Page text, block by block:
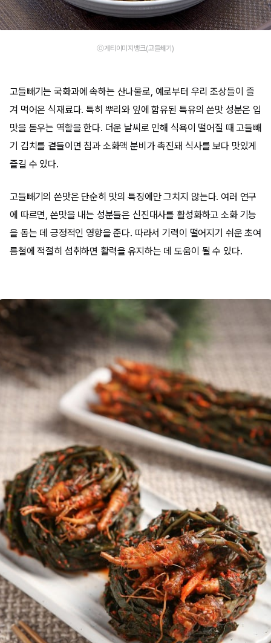
ⓒ게티이미지뱅크(고들빼기)
고들빼기는 국화과에 속하는 산나물로, 예로부터 우리 조상들이 즐
겨 먹어온 식재료다. 특히 뿌리와 잎에 함유된 특유의 쓴맛 성분은 입
맛을 돋우는 역할을 한다. 더운 날씨로 인해 식욕이 떨어질 때 고들빼
기 김치를 곁들이면 침과 소화액 분비가 촉진돼 식사를 보다 맛있게
즐길 수 있다.
고들빼기의 쓴맛은 단순히 맛의 특징에만 그치지 않는다. 여러 연구
에 따르면, 쓴맛을 내는 성분들은 신진대사를 활성화하고 소화 기능
을 돕는 데 긍정적인 영향을 준다. 따라서 기력이 떨어지기 쉬운 초여
름철에 적절히 섭취하면 활력을 유지하는 데 도움이 될 수 있다.